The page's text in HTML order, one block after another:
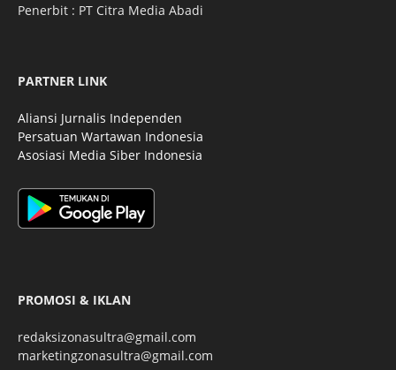
Penerbit : PT Citra Media Abadi
PARTNER LINK
Aliansi Jurnalis Independen
Persatuan Wartawan Indonesia
Asosiasi Media Siber Indonesia
PROMOSI & IKLAN
redaksizonasultra@gmail.com
marketingzonasultra@gmail.com